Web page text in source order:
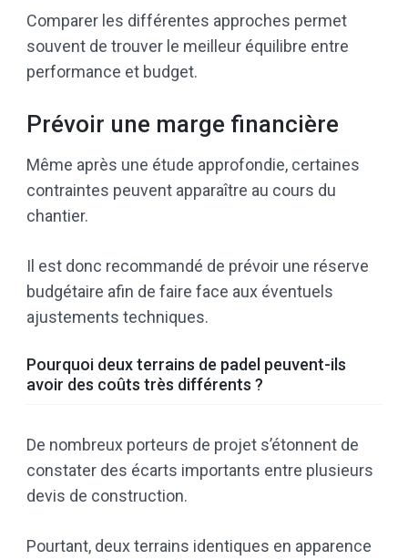
Comparer les différentes approches permet
souvent de trouver le meilleur équilibre entre
performance et budget.
Prévoir une marge financière
Même après une étude approfondie, certaines
contraintes peuvent apparaître au cours du
chantier.
Il est donc recommandé de prévoir une réserve
budgétaire afin de faire face aux éventuels
ajustements techniques.
Pourquoi deux terrains de padel peuvent-ils
avoir des coûts très différents ?
De nombreux porteurs de projet s’étonnent de
constater des écarts importants entre plusieurs
devis de construction.
Pourtant, deux terrains identiques en apparence